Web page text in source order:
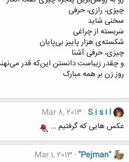
چیزی، رازی، حرفی
سخنی شاید
سَربسته از چراغی
شکسته‌ی هزار پاییز بی‌پایان
چیزی، حرفی آشنا
و چقدر زیباست دانستن این‌که قدر
روز زن بر همه مبارک
S i s i l
Mar 8, 2013
عکس هایی که گرفتیم ...
"Pejman"
Mar 1, 2013